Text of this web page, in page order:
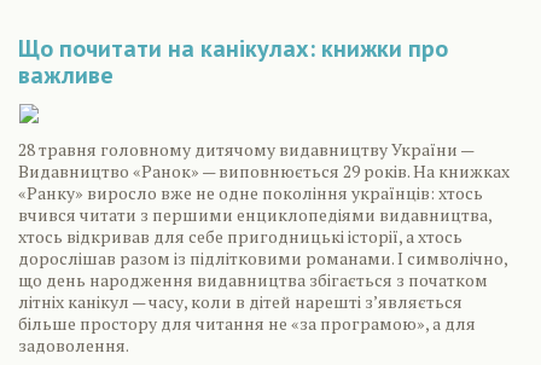
Що почитати на канікулах: книжки про
важливе
28 травня головному дитячому видавництву України —
Видавництво «Ранок» — виповнюється 29 років. На книжках
«Ранку» виросло вже не одне покоління українців: хтось
вчився читати з першими енциклопедіями видавництва,
хтось відкривав для себе пригодницькі історії, а хтось
дорослішав разом із підлітковими романами. І символічно,
що день народження видавництва збігається з початком
літніх канікул — часу, коли в дітей нарешті з’являється
більше простору для читання не «за програмою», а для
задоволення.